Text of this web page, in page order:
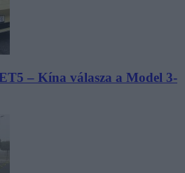
– Kína válasza a Model 3-